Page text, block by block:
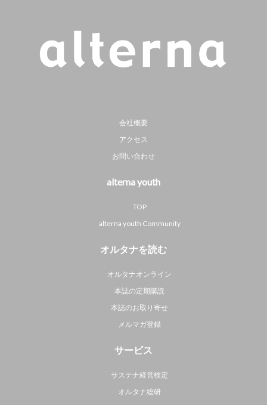
会社概要
アクセス
お問い合わせ
alterna youth
TOP
alterna youth Community
オルタナを読む
オルタナオンライン
本誌の定期購読
本誌のお取り寄せ
メルマガ登録
サービス
サステナ経営検定
オルタナ総研